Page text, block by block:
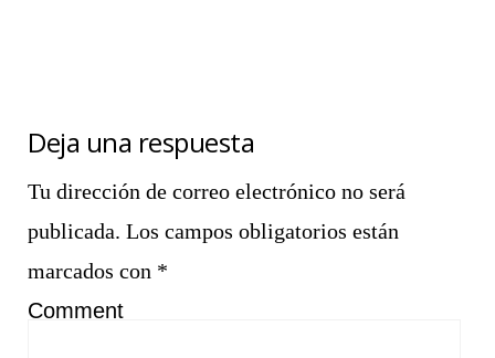
Deja una respuesta
Tu dirección de correo electrónico no será
publicada. Los campos obligatorios están
marcados con *
Comment